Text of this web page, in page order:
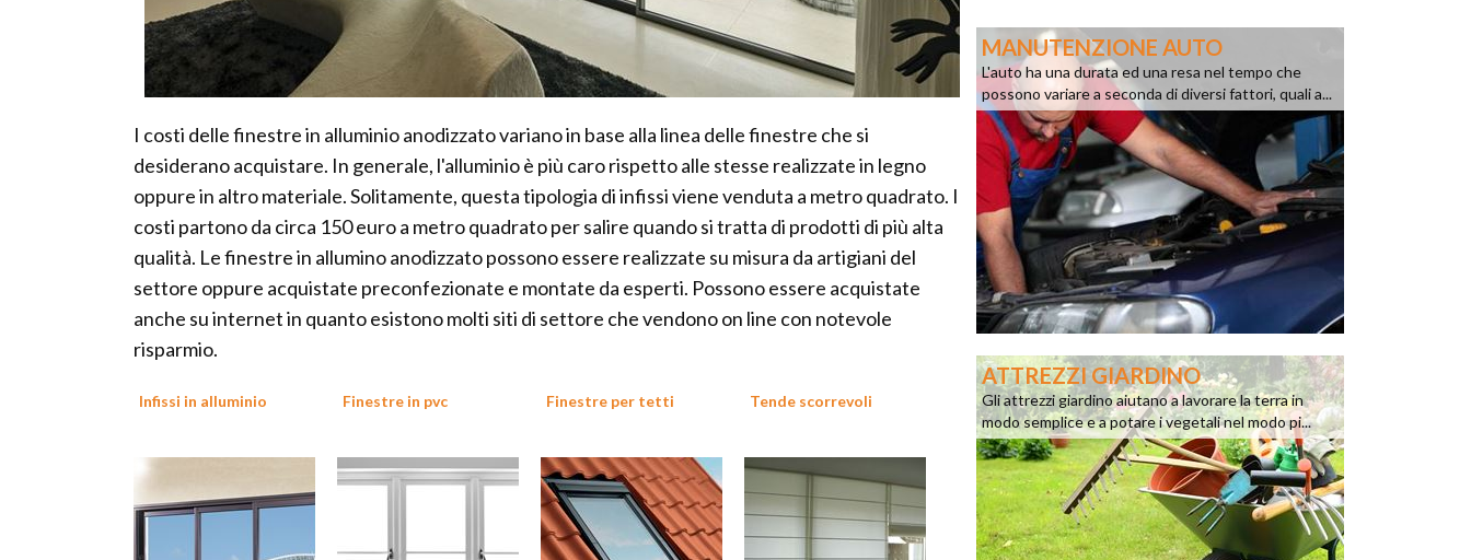
I costi delle finestre in alluminio anodizzato variano in base alla linea delle finestre che si
desiderano acquistare. In generale, l'alluminio è più caro rispetto alle stesse realizzate in legno
oppure in altro materiale. Solitamente, questa tipologia di infissi viene venduta a metro quadrato. I
costi partono da circa 150 euro a metro quadrato per salire quando si tratta di prodotti di più alta
qualità. Le finestre in allumino anodizzato possono essere realizzate su misura da artigiani del
settore oppure acquistate preconfezionate e montate da esperti. Possono essere acquistate
anche su internet in quanto esistono molti siti di settore che vendono on line con notevole
risparmio.
Infissi in alluminio Finestre in pvc Finestre per tetti Tende scorrevoli
MANUTENZIONE AUTO
L'auto ha una durata ed una resa nel tempo che
possono variare a seconda di diversi fattori, quali a...
ATTREZZI GIARDINO
Gli attrezzi giardino aiutano a lavorare la terra in
modo semplice e a potare i vegetali nel modo pi...